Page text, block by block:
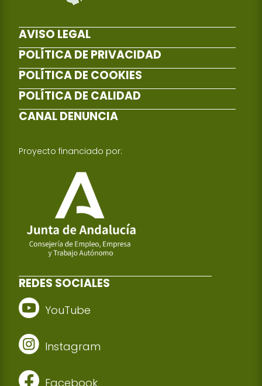
AVISO LEGAL
POLÍTICA DE PRIVACIDAD
POLÍTICA DE COOKIES
POLÍTICA DE CALIDAD
CANAL DENUNCIA
Proyecto financiado por:
REDES SOCIALES
YouTube
Instagram
Facebook